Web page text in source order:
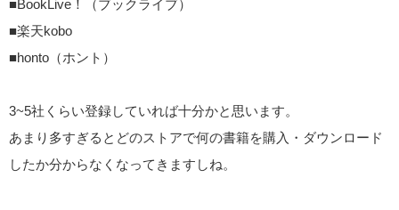
■BookLive！（ブックライブ）
■楽天kobo
■honto（ホント）
3~5社くらい登録していれば十分かと思います。
あまり多すぎるとどのストアで何の書籍を購入・ダウンロード
したか分からなくなってきますしね。